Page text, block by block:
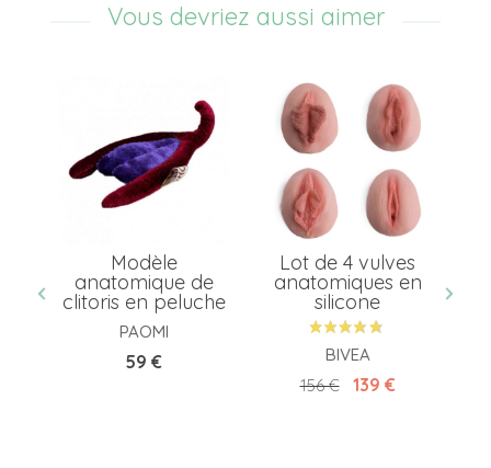
Vous devriez aussi aimer
Modèle
anatomique de
clitoris en peluche
PAOMI
Prix
59 €
Lot de 4 vulves
anatomiques en
silicone
BIVEA
Prix de base
156 € Prix
139 €